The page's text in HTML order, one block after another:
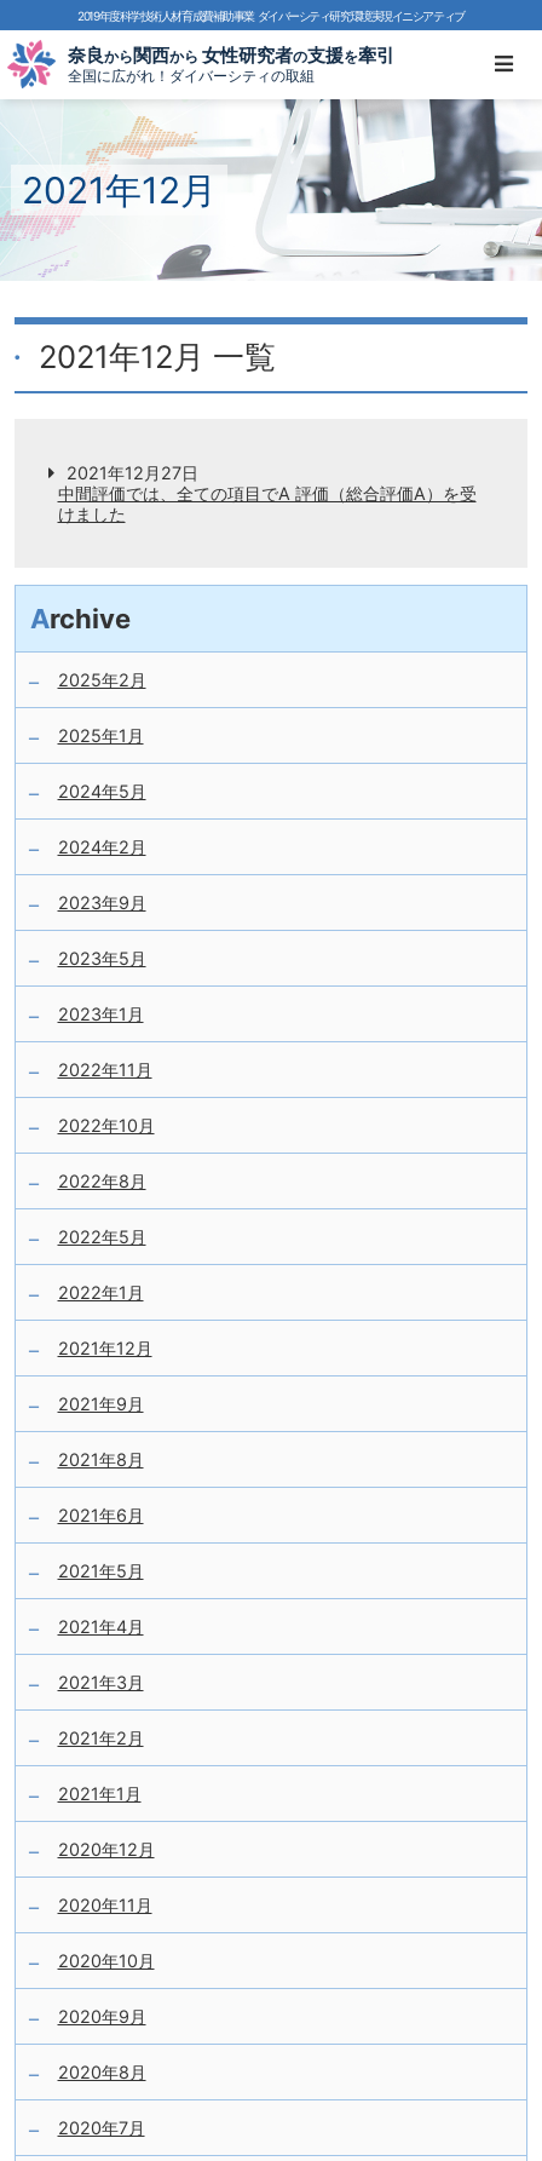
2019年度科学技術人材育成費補助事業 ダイバーシティ研究環境実現イニシアティブ
奈良から関西から 女性研究者の支援を牽引
全国に広がれ！ダイバーシティの取組
2021年12月
2021年12月 一覧
2021年12月27日
中間評価では、全ての項目でA 評価（総合評価A）を受
けました
Archive
2025年2月
2025年1月
2024年5月
2024年2月
2023年9月
2023年5月
2023年1月
2022年11月
2022年10月
2022年8月
2022年5月
2022年1月
2021年12月
2021年9月
2021年8月
2021年6月
2021年5月
2021年4月
2021年3月
2021年2月
2021年1月
2020年12月
2020年11月
2020年10月
2020年9月
2020年8月
2020年7月